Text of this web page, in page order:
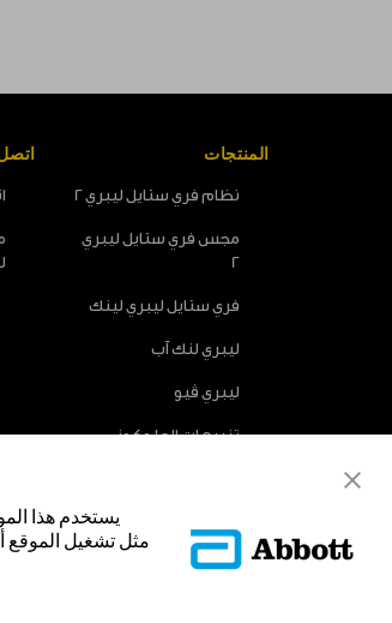
المنتجات
نظام فري ستايل ليبري 2
مجس فري ستايل ليبري
2
فري ستايل ليبري لينك
ليبري لنك آب
ليبري ڤيو
تنبيهات الجلوكوز
يستخدم هذا
مثل تشغيل الموقع